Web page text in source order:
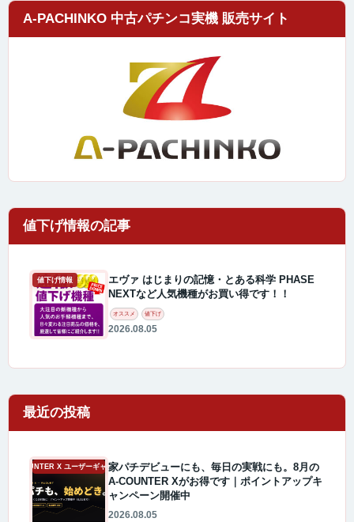
A-PACHINKO 中古パチンコ実機 販売サイト
値下げ情報
エヴァ はじまりの記憶・とある科学 PHASE
NEXTなど人気機種がお買い得です！！
オススメ 値下げ
2026.08.05
最近の投稿
A-COUNTER X ユーザーギャラリー家パチデビューにも、毎日の実戦にも。8月の
A-COUNTER Xがお得です｜ポイントアップキ
ャンペーン開催中
2026.08.05